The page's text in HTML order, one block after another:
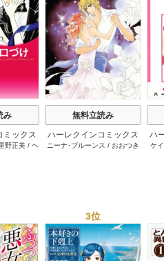
み
ミックス
vol.1002
野正美 / ヘ
無料立読み
ハーレクインコミックス
セット 2026年 vol.1063
ニーナ･ブルーンス / おおつき
ハ
セ
ケ
3位